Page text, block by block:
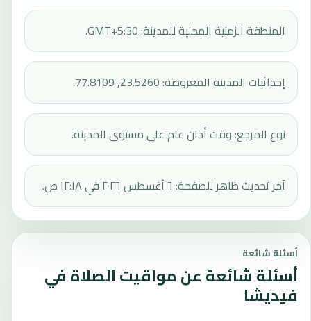
المنطقة الزمنية المحلية للمدينة: GMT+5:30.
إحداثيات المدينة المعروضة: 23.5260, 77.8109.
نوع المرجع: وقت أذان عام على مستوى المدينة.
آخر تحديث ظاهر للصفحة: ٦ أغسطس ٢٠٢٦ في ١٢:١٨ ص.
أسئلة شائعة
أسئلة شائعة عن مواقيت الصلاة في
فيديشا